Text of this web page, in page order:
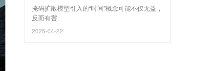
掩码扩散模型引入的“时间”概念可能不仅无益，
反而有害
2025-04-22